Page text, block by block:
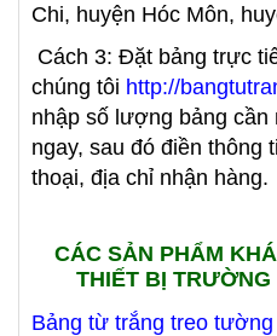
Chi, huyện Hóc Môn,
Cách 3: Đặt bảng trực
chúng tôi http://
nhập số lượng bảng cần
ngay, sau đó điền thông
thoại, địa chỉ nhận hàng.
CÁC SẢN PHẨM
THIẾT BỊ TRƯỜNG
Bảng từ trắng treo tường